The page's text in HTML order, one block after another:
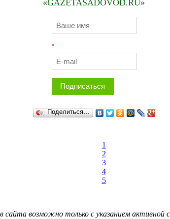
«GAZETASADOVOD.RU»
*
Подписаться
Поделиться…
1
2
3
4
5
сайта возможно только с указанием активной